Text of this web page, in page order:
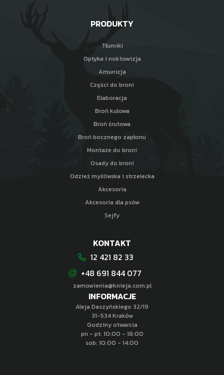
PRODUKTY
Tłumiki
Optyka i noktowizja
Amunicja
Części do broni
Elaboracja
Broń kulowa
Broń śrutowa
Broń bocznego zapłonu
Montaże do broni
Osady do broni
Odzież myśliwska i strzelecka
Akcesoria
Akcesoria dla psów
Sejfy
INFORMACJE
Aleja Daszyńskiego 32/19
31-534 Kraków
Godziny otwarcia
pn - pt: 10:00 - 18:00
sob: 10:00 - 14:00
KONTAKT
12 421 82 33
+48 691 844 077
zamowienia@knieja.com.pl